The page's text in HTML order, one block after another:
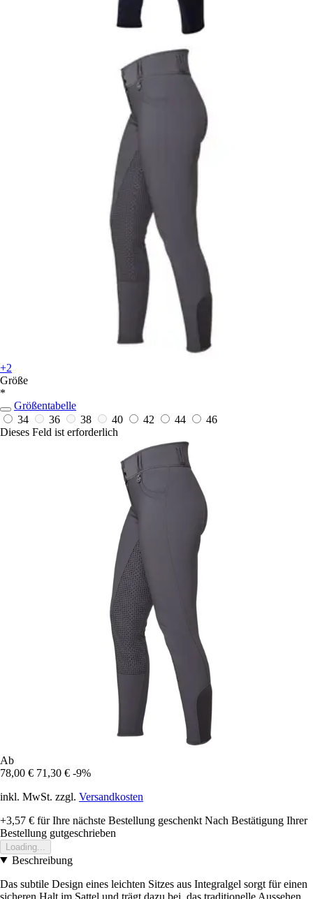
+2
Größe
*
Größentabelle
34
36 38 40 42 44
46
Dieses Feld ist erforderlich
Ab
78,00 € 71,30 € -9%
inkl. MwSt. zzgl. Versandkosten
+3,57 € für Ihre nächste Bestellung geschenkt Nach Bestätigung Ihrer
Bestellung gutgeschrieben
Loading...
Beschreibung
Das subtile Design eines leichten Sitzes aus Integralgel sorgt für einen
sicheren Halt im Sattel und trägt dazu bei, das traditionelle Aussehen